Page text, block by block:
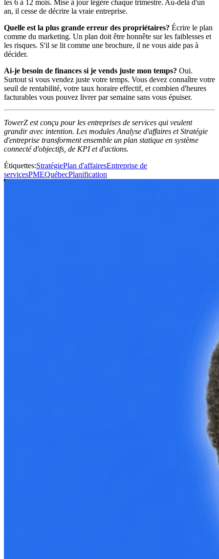
les 6 à 12 mois. Mise à jour légère chaque trimestre. Au-delà d'un
an, il cesse de décrire la vraie entreprise.
Quelle est la plus grande erreur des propriétaires? Écrire le plan
comme du marketing. Un plan doit être honnête sur les faiblesses et
les risques. S'il se lit comme une brochure, il ne vous aide pas à
décider.
Ai-je besoin de finances si je vends juste mon temps? Oui.
Surtout si vous vendez juste votre temps. Vous devez connaître votre
seuil de rentabilité, votre taux horaire effectif, et combien d'heures
facturables vous pouvez livrer par semaine sans vous épuiser.
TowerZ est conçu pour les entreprises de services qui veulent
grandir avec intention. Les modules Analyse d'affaires et Stratégie
d'entreprise transforment ensemble un plan statique en système
connecté d'objectifs, de KPI et d'actions.
Étiquettes:StratégiePlan d'affairesEntreprise de
servicesPMEQuébecPlanification